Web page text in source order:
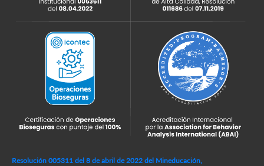
Resolución 005311 del 8 de abril de 2022 del Mineducación,